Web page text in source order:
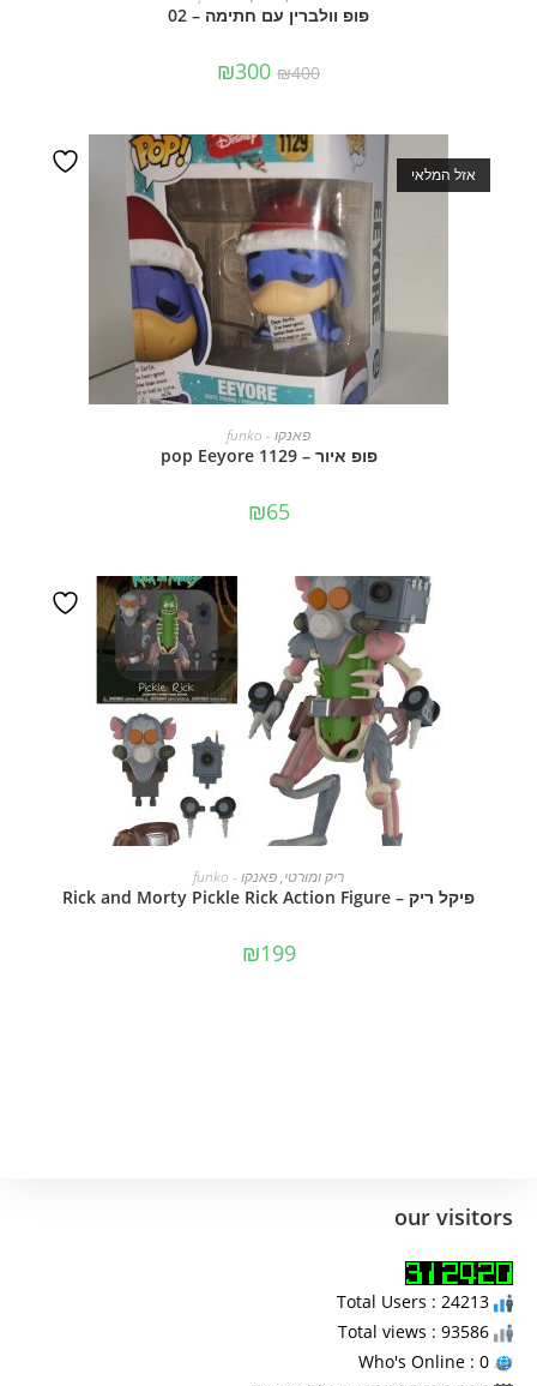
פופ וולברין עם חתימה – 02
₪400
₪300
אזל המלאי
מידע נוסף
פאנקו - funko
פופ איור – pop Eeyore 1129
₪65
הוספה לסלריק ומורטי,פאנקו - funko
פיקל ריק – Rick and Morty Pickle Rick Action Figure
₪199
our visitors